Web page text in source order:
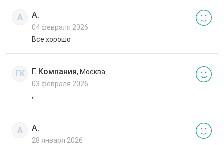
А А.
04 февраля 2026
Все хорошо
ГК Г. Компания, Москва
03 февраля 2026
,
А А.
28 января 2026